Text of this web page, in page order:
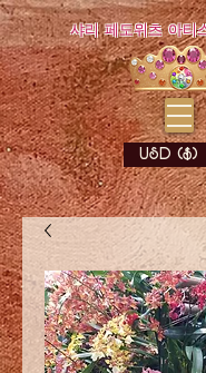
샤리 페도위츠 아티
USD ($)